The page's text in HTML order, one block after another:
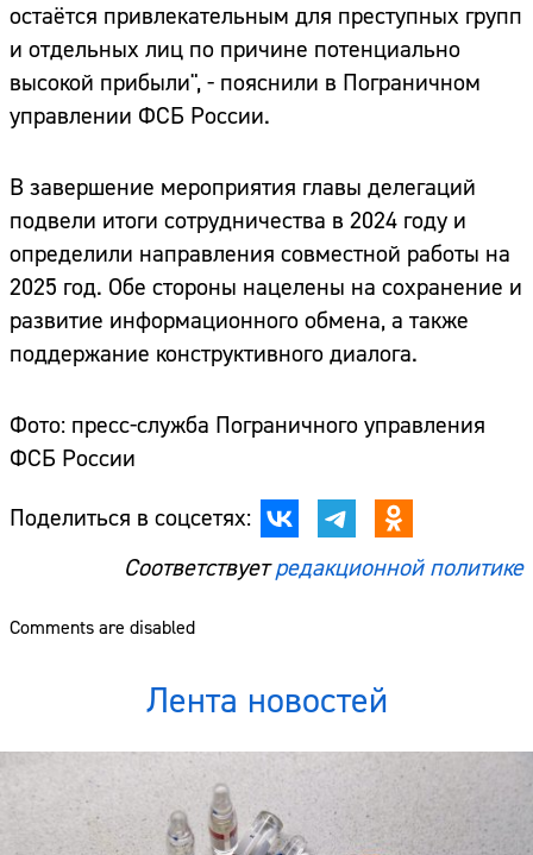
остаётся привлекательным для преступных групп
и отдельных лиц по причине потенциально
высокой прибыли", - пояснили в Пограничном
управлении ФСБ России.
В завершение мероприятия главы делегаций
подвели итоги сотрудничества в 2024 году и
определили направления совместной работы на
2025 год. Обе стороны нацелены на сохранение и
развитие информационного обмена, а также
поддержание конструктивного диалога.
Фото: пресс-служба Пограничного управления
ФСБ России
Поделиться в соцсетях:
Соответствуетредакционной политике
Comments are disabled
Лента новостей